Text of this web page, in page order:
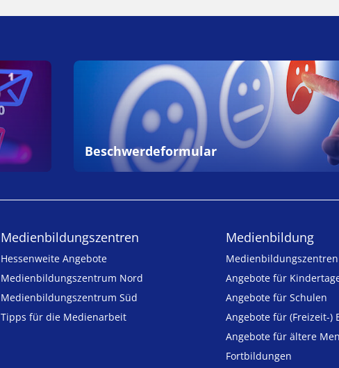
Beschwerdeformular
Medien­bildungs­zentren
Hessenweite Angebote
Medienbildungszentrum Nord
Medienbildungszentrum Süd
Tipps für die Medienarbeit
Medienbildung
Medien­bildungs­zentren
Angebote für
Angebote für Schulen
Angebote für (Freizeit-)
Angebote für ältere
Fortbildungen